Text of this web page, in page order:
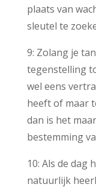
plaats van
sleutel te
9: Zolang je
tegenstelling
wel eens
heeft of maar
dan is het
bestemming
10: Als de dag
natuurlijk